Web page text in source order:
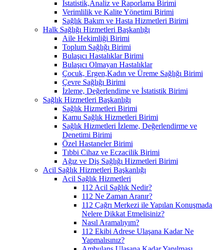
İstatistik,Analiz ve Raporlama Birimi
Verimlilik ve Kalite Yönetimi Birimi
Sağlık Bakım ve Hasta Hizmetleri Birimi
Halk Sağlığı Hizmetleri Başkanlığı
Aile Hekimliği Birimi
Toplum Sağlığı Birimi
Bulaşıcı Hastalıklar Birimi
Bulaşıcı Olmayan Hastalıklar
Çocuk, Ergen,Kadın ve Üreme Sağlığı Birimi
Çevre Sağlığı Birimi
İzleme, Değerlendime ve İstatistik Birimi
Sağlık Hizmetleri Başkanlığı
Sağlık Hizmetleri Birimi
Kamu Sağlık Hizmetleri Birimi
Sağlık Hizmetleri İzleme, Değerlendirme ve
Denetimi Birimi
Özel Hastaneler Birimi
Tıbbi Cihaz ve Eczacilik Birimi
Ağız ve Diş Sağlığı Hizmetleri Birimi
Acil Sağlık Hizmetleri Başkanlığı
Acil Sağlık Hizmetleri
112 Acil Sağlık Nedir?
112 Ne Zaman Aranır?
112 Çağrı Merkezi ile Yapılan Konuşmada
Nelere Dikkat Etmelisiniz?
Nasıl Aramalıyım?
112 Ekibi Adrese Ulaşana Kadar Ne
Yapmalısınız?